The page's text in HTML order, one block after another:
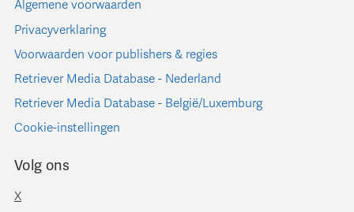
Algemene voorwaarden
Privacyverklaring
Voorwaarden voor publishers & regies
Retriever Media Database - Nederland
Retriever Media Database - België/Luxemburg
Cookie-instellingen
Volg ons
X